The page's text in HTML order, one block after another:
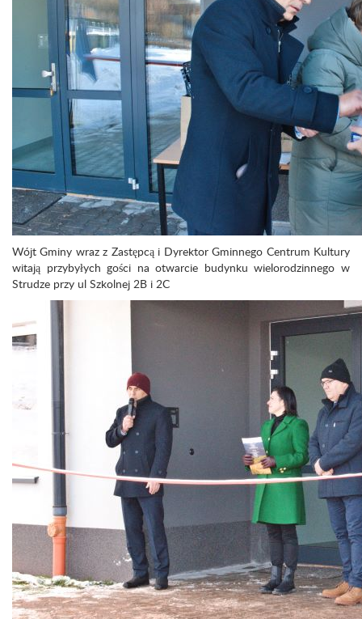
Wójt Gminy wraz z Zastępcą i Dyrektor Gminnego Centrum Kultury
witają przybyłych gości na otwarcie budynku wielorodzinnego w
Strudze przy ul Szkolnej 2B i 2C